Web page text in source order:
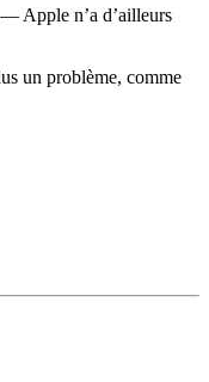
Apple n’a d’ailleurs
un problème, comme